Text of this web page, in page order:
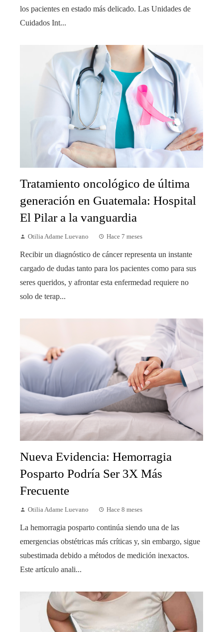
los pacientes en estado más delicado. Las Unidades de
Cuidados Int...
Tratamiento oncológico de última
generación en Guatemala: Hospital
El Pilar a la vanguardia
Otilia Adame Luevano Hace 7 meses
Recibir un diagnóstico de cáncer representa un instante
cargado de dudas tanto para los pacientes como para sus
seres queridos, y afrontar esta enfermedad requiere no
solo de terap...
Nueva Evidencia: Hemorragia
Posparto Podría Ser 3X Más
Frecuente
Otilia Adame Luevano Hace 8 meses
La hemorragia posparto continúa siendo una de las
emergencias obstétricas más críticas y, sin embargo, sigue
subestimada debido a métodos de medición inexactos.
Este artículo anali...